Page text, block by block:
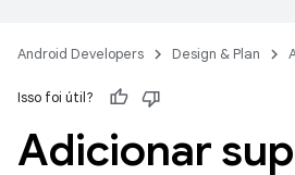
Android Developers Design & Plan
Isso foi útil?
Adicionar